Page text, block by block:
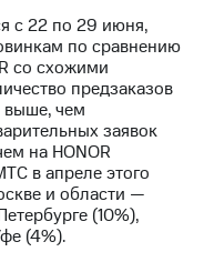
с 22 по 29 июня,
по сравнению
со схожими
предзаказов
выше, чем
заявок
на HONOR
в апреле этого
и области —
(10%),
(4%).